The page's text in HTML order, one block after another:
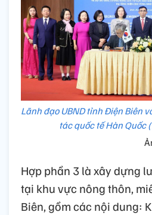
Lãnh đạo UBND tỉnh Điện Biên
tác quốc tế Hàn Quốc
Hợp phần 3 là xây dựng
tại khu vực nông thôn,
Biên, gồm các nội dung: